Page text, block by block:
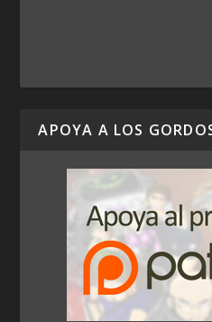
APOYA A LOS